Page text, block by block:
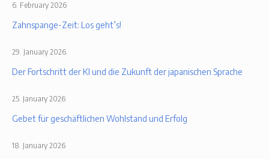
Zahnspange-Zeit: Los geht’s!
6. February 2026
Der Fortschritt der KI und die Zukunft der japanischen Sprache
29. January 2026
Gebet für geschäftlichen Wohlstand und Erfolg
25. January 2026
18. January 2026